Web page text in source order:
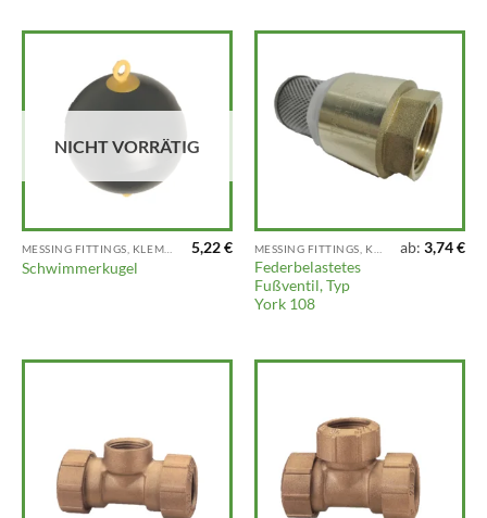
NICHT VORRÄTIG
Schwimmerkugel
5,22€
Federbelastetes
Fußventil, Typ
York 108
ab:3,74€